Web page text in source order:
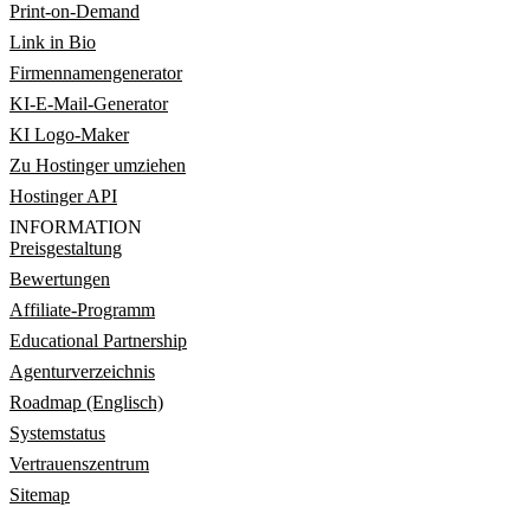
Print-on-Demand
Link in Bio
Firmennamengenerator
KI-E-Mail-Generator
KI Logo-Maker
Zu Hostinger umziehen
Hostinger API
INFORMATION
Preisgestaltung
Bewertungen
Affiliate-Programm
Educational Partnership
Agenturverzeichnis
Roadmap (Englisch)
Systemstatus
Vertrauenszentrum
Sitemap